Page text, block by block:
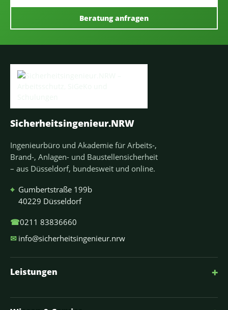
Beratung anfragen
Sicherheitsingenieur.NRW
Ingenieurbüro und Akademie für Arbeits-,
Brand-, Anlagen- und Baustellensicherheit
– aus Düsseldorf, bundesweit und online.
⌖ Gumbertstraße 199b
40229 Düsseldorf
☎0211 83836660
✉ info@sicherheitsingenieur.nrw
Leistungen +